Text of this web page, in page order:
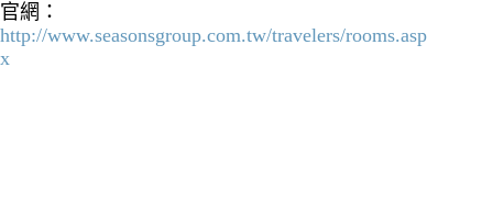
官網：
http://www.seasonsgroup.com.tw/travelers/rooms.asp
x